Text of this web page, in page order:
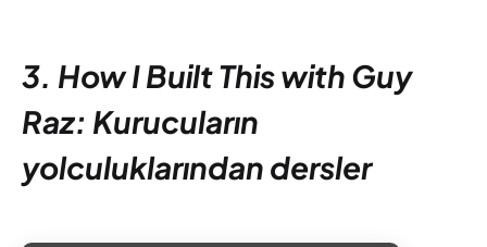
3. How I Built This with Guy
Raz: Kurucuların
yolculuklarından dersler